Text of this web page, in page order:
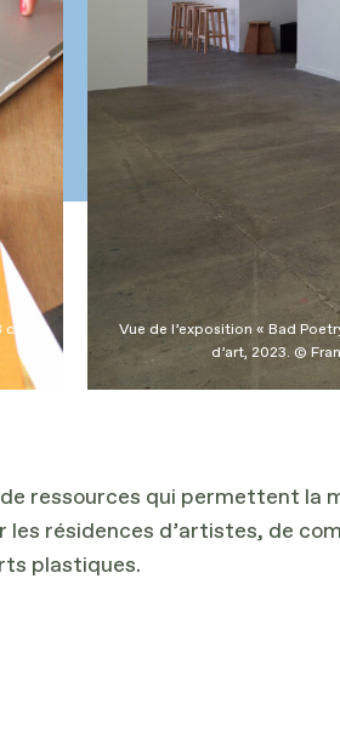
centre
Vue de l’exposition « Bad
d’art, 2023. ©
ressources qui permettent la
résidences d’artistes, de
plastiques.